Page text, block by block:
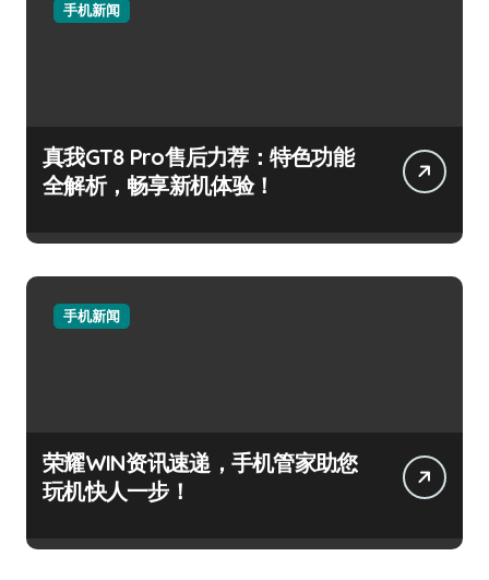
手机新闻
真我GT8 Pro售后力荐：特色功能
全解析，畅享新机体验！
手机新闻
荣耀WIN资讯速递，手机管家助您
玩机快人一步！